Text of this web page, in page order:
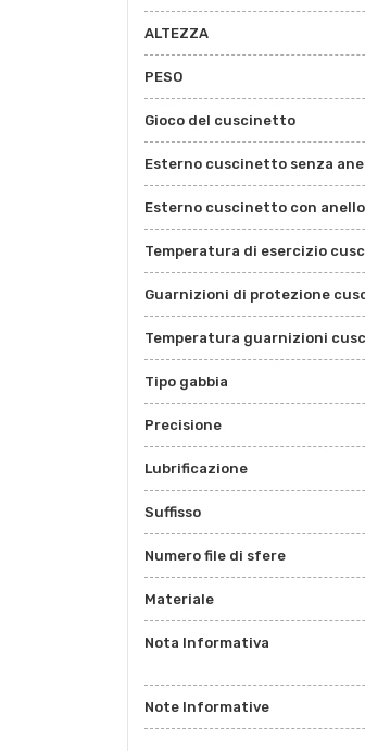
ALTEZZA
PESO
Gioco del cuscinetto
Esterno cuscinetto senza
Esterno cuscinetto con anello
Temperatura di esercizio
Guarnizioni di protezione
Temperatura guarnizioni
Tipo gabbia
Precisione
Lubrificazione
Suffisso
Numero file di sfere
Materiale
Nota Informativa
Note Informative